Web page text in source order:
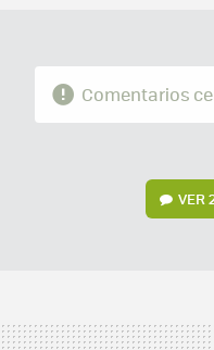
Comentarios
VER